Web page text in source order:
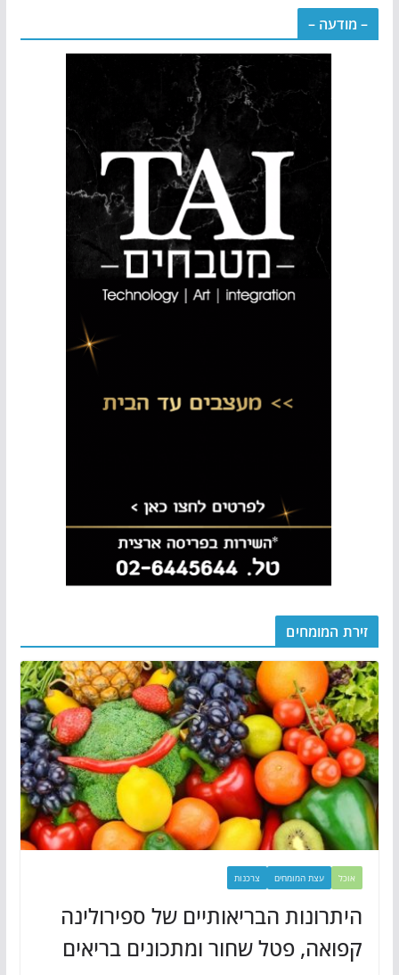
– מודעה –
זירת המומחים
אוכל עצת המומחים צרכנות
היתרונות הבריאותיים של ספירולינה
קפואה, פטל שחור ומתכונים בריאים